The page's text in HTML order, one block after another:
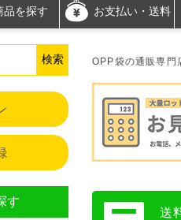
品を探す お支払い・送料
OPP袋の通販専
送
す